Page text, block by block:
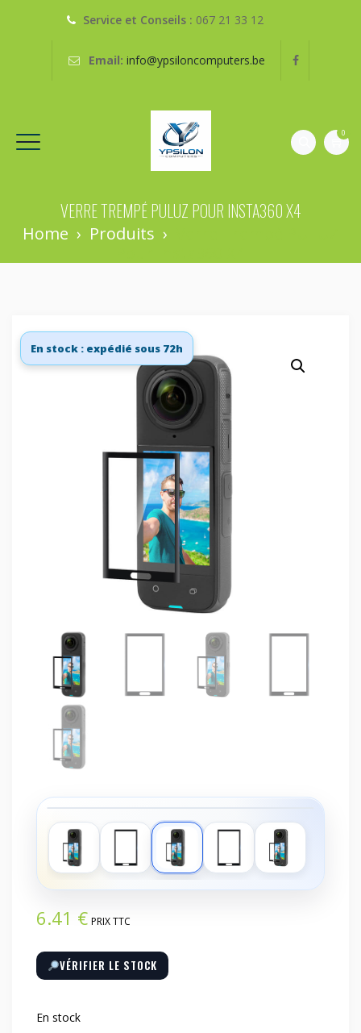
Service et Conseils : 067 21 33 12
Email: info@ypsiloncomputers.be
0
VERRE TREMPÉ PULUZ POUR INSTA360 X4
Home › Produits ›
En stock : expédié sous 72h
‹ ›
6.41 € PRIX TTC
VÉRIFIER LE STOCK
En stock